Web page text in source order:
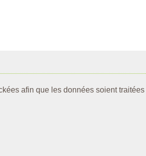
afin que les données soient traitées